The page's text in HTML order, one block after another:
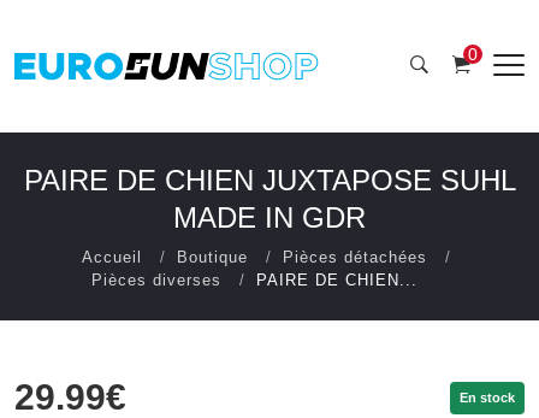
0
PAIRE DE CHIEN JUXTAPOSE SUHL
MADE IN GDR
Accueil Boutique
Pièces détachées
Pièces diverses
PAIRE DE CHIEN...
29.99€ En stock